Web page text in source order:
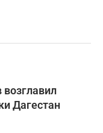
Дагестан